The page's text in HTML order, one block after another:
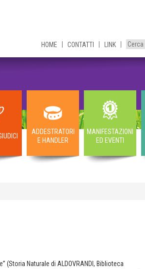
HOME CONTATTI LINK
ADDESTRATORI
E HANDLER
MANIFESTAZIONI
ED EVENTI
(Storia Naturale di ALDOVRANDI, Biblioteca